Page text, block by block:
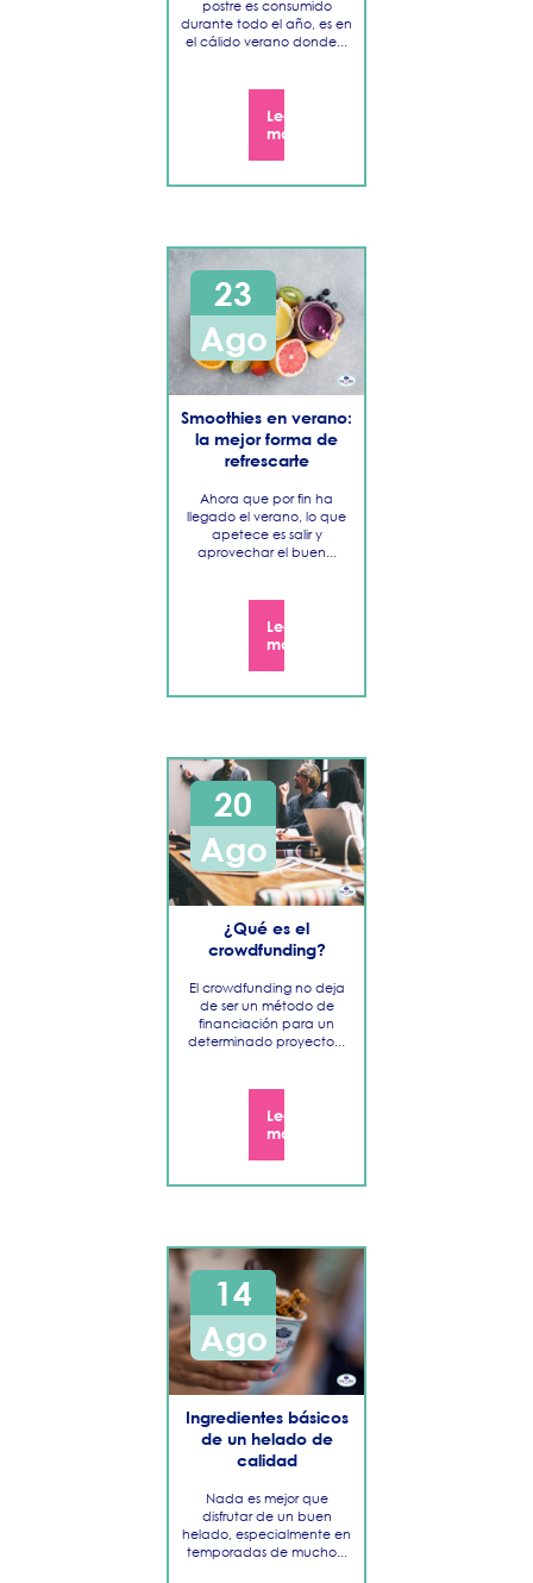
Noviembre
Octubre
Septiembre
Julio
Junio
Mayo
Abril
Marzo
Febrero
2018
postre es consumido
durante todo el año, es en
el cálido verano donde...
Leer
más
23
Ago
​Smoothies en verano:
la mejor forma de
refrescarte
Ahora que por fin ha
llegado el verano, lo que
apetece es salir y
aprovechar el buen...
Leer
más
20
Ago
​¿Qué es el
crowdfunding?
El crowdfunding no deja
de ser un método de
financiación para un
determinado proyecto...
Leer
más
14
Ago
​Ingredientes básicos
de un helado de
calidad
Nada es mejor que
disfrutar de un buen
helado, especialmente en
temporadas de mucho...